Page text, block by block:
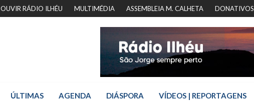
OUVIR RÁDIO ILHÉU MULTIMÉDIA ASSEMBLEIA M. CALHETA DONATIVOS
ÚLTIMAS AGENDA DIÁSPORA VÍDEOS | REPORTAGENS